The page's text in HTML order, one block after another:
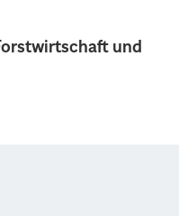
und